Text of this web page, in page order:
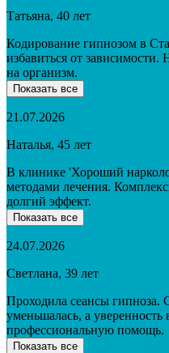
Татьяна, 40 лет
Кодирование гипнозом в
избавиться от зависимости.
на организм.
Показать все
21.07.2026
Наталья, 45 лет
В клинике 'Хороший
методами лечения.
долгий эффект.
Показать все
24.07.2026
Светлана, 39 лет
Проходила сеансы гипноза.
уменьшалась, а уверенность
профессиональную помощь.
Показать все